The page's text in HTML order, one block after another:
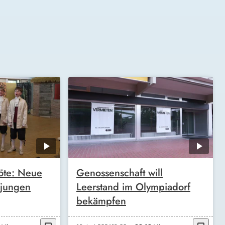
Neue
Genossenschaft will
Leerstand im Olympiadorf
bekämpfen